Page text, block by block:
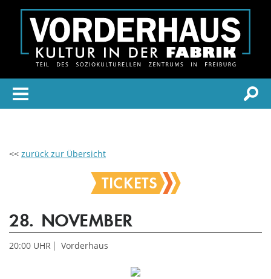
<< zurück zur Übersicht
TICKETS
28. NOVEMBER
20:00 UHR Vorderhaus